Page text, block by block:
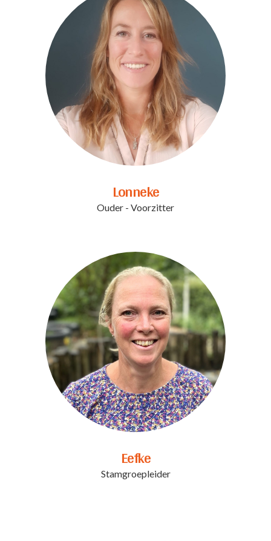
Lonneke
Ouder - Voorzitter
Eefke
Stamgroepleider